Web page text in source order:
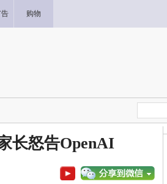
购物
长怒告OpenAI